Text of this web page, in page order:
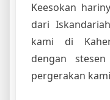
Keesokan
dari
kami di
dengan
pergerakan